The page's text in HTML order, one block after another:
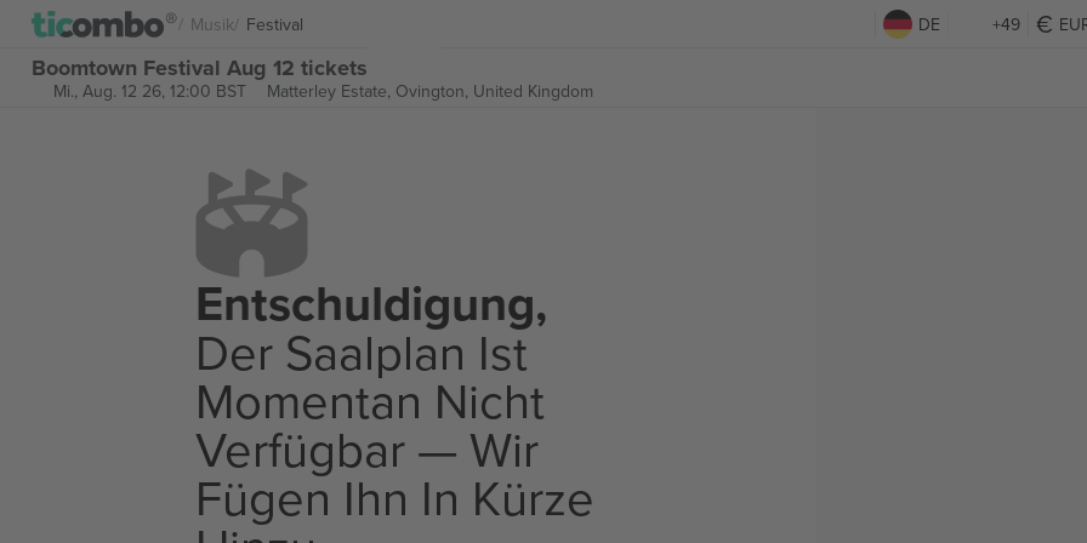
Musik Festival DE +49
Boomtown Festival Aug 12 tickets
Mi., Aug. 12 26, 12:00 BST Matterley Estate, Ovington, United Kingdom
Entschuldigung,
Der Saalplan Ist
Momentan Nicht
Verfügbar — Wir
Fügen Ihn In Kürze